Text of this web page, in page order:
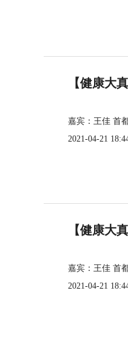
【健康大
嘉宾：王佳 首
2021-04-21
【健康大
嘉宾：王佳 首
2021-04-21